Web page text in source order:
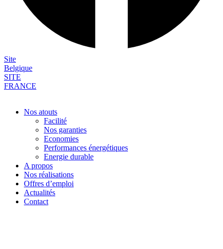
Site
Belgique
SITE
FRANCE
Nos atouts
Facilité
Nos garanties
Economies
Performances énergétiques
Energie durable
A propos
Nos réalisations
Offres d’emploi
Actualités
Contact